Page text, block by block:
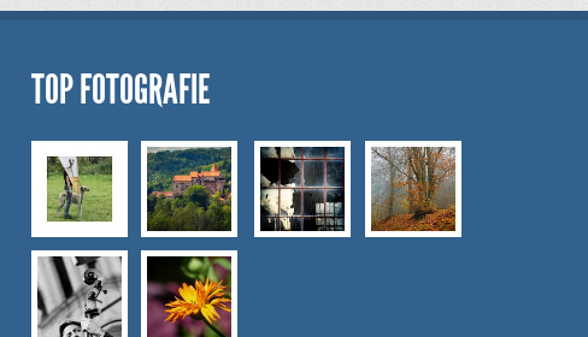
TOP FOTOGRAFIE